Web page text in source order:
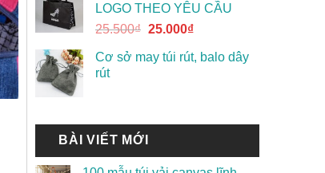
LOGO THEO YÊU CẦU
25.500₫ 25.000₫
Cơ sở may túi rút, balo dây
rút
BÀI VIẾT MỚI